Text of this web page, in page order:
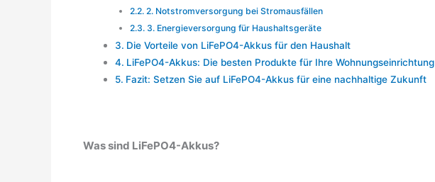
2. Notstromversorgung bei Stromausfällen
3. Energieversorgung für Haushaltsgeräte
Die Vorteile von LiFePO4-Akkus für den Haushalt
LiFePO4-Akkus: Die besten Produkte für Ihre Wohnungseinrichtung
Fazit: Setzen Sie auf LiFePO4-Akkus für eine nachhaltige Zukunft
Was sind LiFePO4-Akkus?